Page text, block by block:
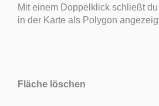
Mit einem Doppelklick schließt
in der Karte als Polygon
Fläche löschen